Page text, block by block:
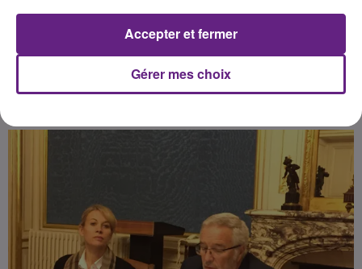
exceptionnelle au Secours
Populaire Français pour le Liban.
Publié : 15 septembre 2020 à 8h53 par la rédaction
Gérer mes choix
Accepter et fermer